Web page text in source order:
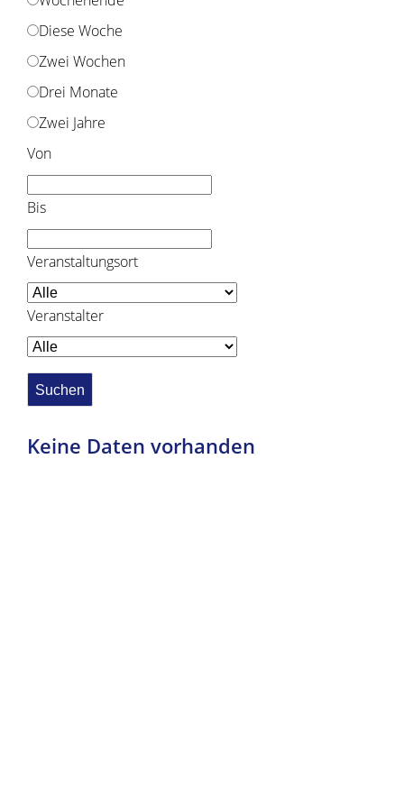
Diese Woche
Zwei Wochen
Drei Monate
Zwei Jahre
Von
Bis
Veranstaltungsort
Veranstalter
Keine Daten vorhanden